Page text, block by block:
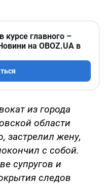
курсе главного –
на OBOZ.UA в
из города
области
застрелил жену,
с собой.
супругов и
следов